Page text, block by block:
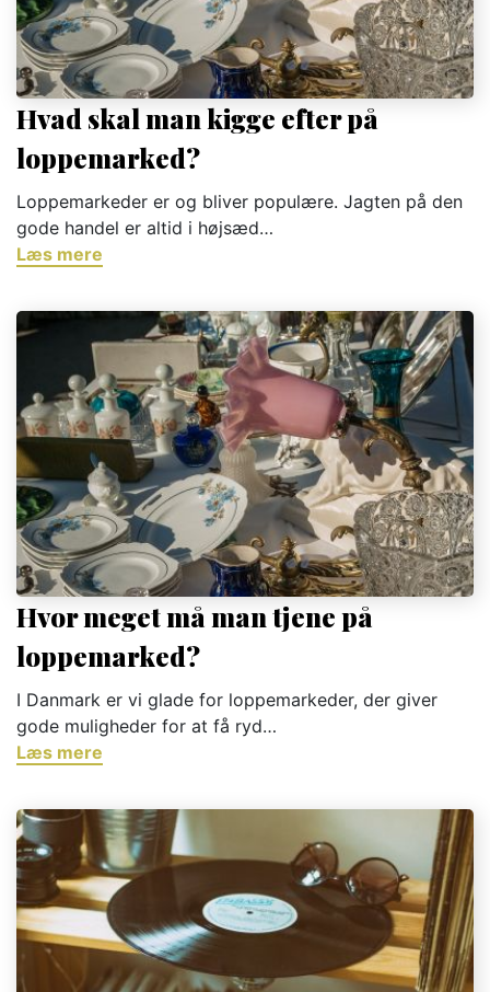
Hvad skal man kigge efter på
loppemarked?
Loppemarkeder er og bliver populære. Jagten på den
gode handel er altid i højsæd…
Læs mere
Hvor meget må man tjene på
loppemarked?
I Danmark er vi glade for loppemarkeder, der giver
gode muligheder for at få ryd…
Læs mere